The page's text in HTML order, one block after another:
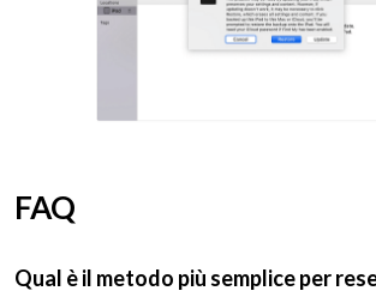
FAQ
Qual è il metodo più semplice per